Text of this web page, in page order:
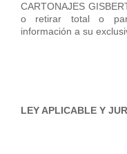
CARTONAJES
o retirar total o
información a su
LEY APLICABLE Y